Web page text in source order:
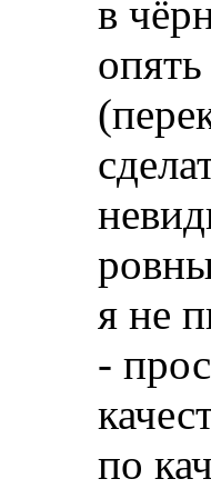
в
я не
-
по